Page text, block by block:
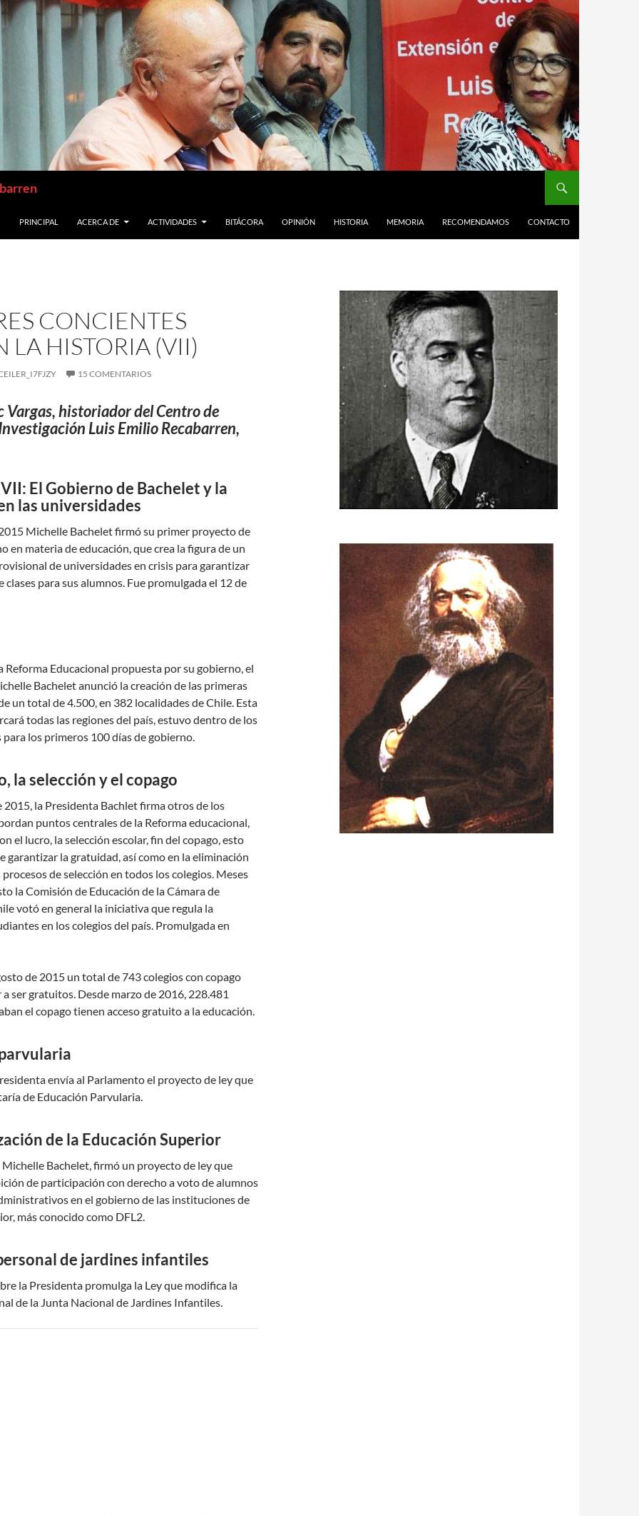
PRINCIPAL
ACERCA DE ACTIVIDADES BITÁCORA OPINIÓN HISTORIA MEMORIA RECOMENDAMOS CONTACTO
CONCIENTES
LA HISTORIA (VII)
15 COMENTARIOS
Vargas, historiador del Centro de
Luis Emilio Recabarren,
El Gobierno de Bachelet y la
las universidades
Michelle Bachelet firmó su primer proyecto de
en materia de educación, que crea la figura de un
de universidades en crisis para garantizar
clases para sus alumnos. Fue promulgada el 12 de
Reforma Educacional propuesta por su gobierno, el
Bachelet anunció la creación de las primeras
un total de 4.500, en 382 localidades de Chile. Esta
todas las regiones del país, estuvo dentro de los
los primeros 100 días de gobierno.
la selección y el copago
2015, la Presidenta Bachlet firma otros de los
puntos centrales de la Reforma educacional,
el lucro, la selección escolar, fin del copago, esto
garantizar la gratuidad, así como en la eliminación
de selección en todos los colegios. Meses
la Comisión de Educación de la Cámara de
votó en general la iniciativa que regula la
en los colegios del país. Promulgada en
de 2015 un total de 743 colegios con copago
ser gratuitos. Desde marzo de 2016, 228.481
el copago tienen acceso gratuito a la educación.
envía al Parlamento el proyecto de ley que
de Educación Parvularia.
de la Educación Superior
Bachelet, firmó un proyecto de ley que
de participación con derecho a voto de alumnos
en el gobierno de las instituciones de
más conocido como DFL2.
de jardines infantiles
la Presidenta promulga la Ley que modifica la
de la Junta Nacional de Jardines Infantiles.